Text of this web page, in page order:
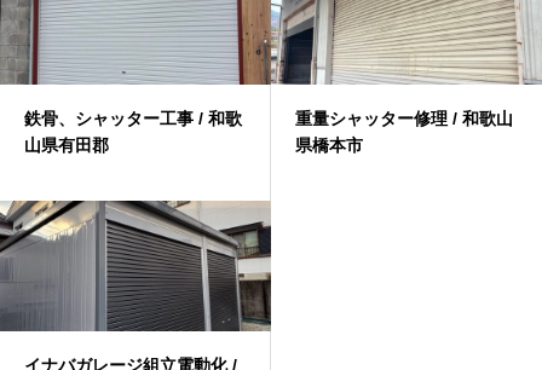
鉄骨、シャッター工事 / 和歌
山県有田郡
重量シャッター修理 / 和歌山
県橋本市
イナバガレージ組立電動化 /